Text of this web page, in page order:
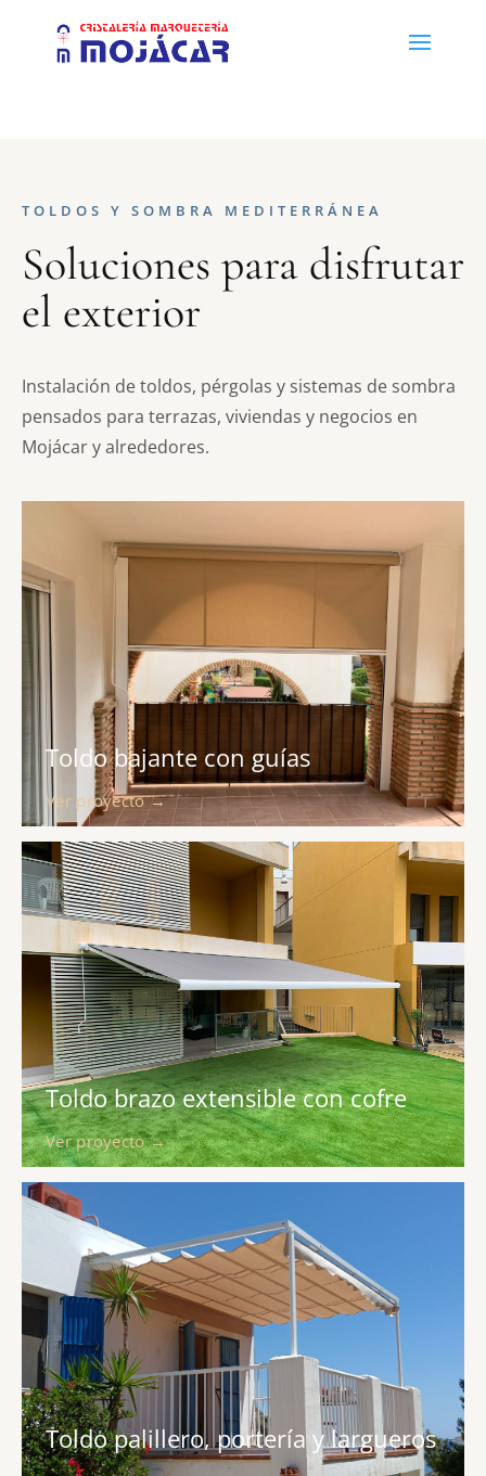
TOLDOS Y SOMBRA MEDITERRÁNEA
Soluciones para disfrutar
el exterior
Instalación de toldos, pérgolas y sistemas de sombra
pensados para terrazas, viviendas y negocios en
Mojácar y alrededores.
Toldo bajante con guías
Ver proyecto →
Toldo brazo extensible con cofre
Ver proyecto →
Toldo palillero, portería y largueros